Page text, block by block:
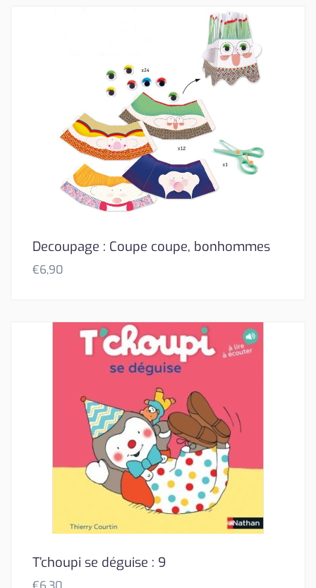
Decoupage : Coupe coupe, bonhommes
€6,90
T’choupi se déguise : 9